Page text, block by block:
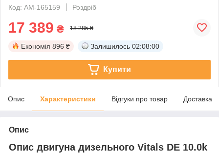
Код: AM-165159
Роздріб
17 389 ₴ 18 285 ₴
Економія 896 ₴ Залишилось 02:07:59
Купити
Опис Характеристики Відгуки про товар Доставка
Опис
Опис двигуна дизельного Vitals DE 10.0k